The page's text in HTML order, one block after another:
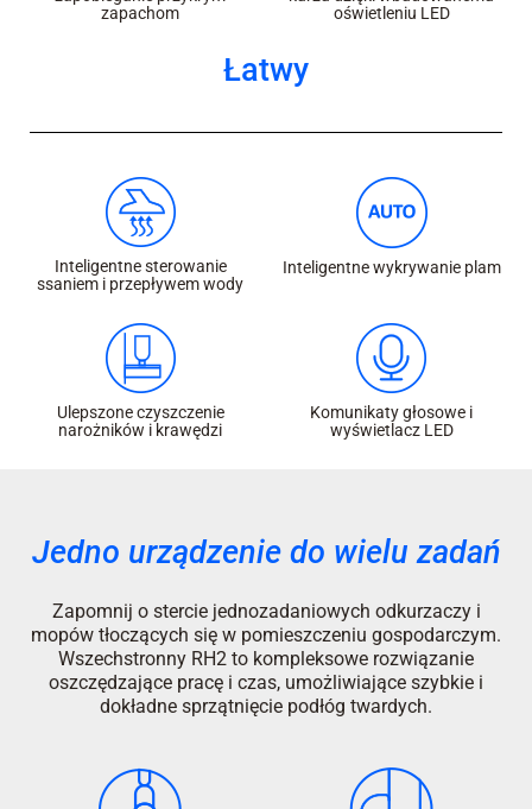
zapachom
oświetleniu LED
Łatwy
Inteligentne sterowanie
ssaniem i przepływem wody
Inteligentne wykrywanie plam
Ulepszone czyszczenie
narożników i krawędzi
Komunikaty głosowe i
wyświetlacz LED
Jedno urządzenie do wielu zadań
Zapomnij o stercie jednozadaniowych odkurzaczy i
mopów tłoczących się w pomieszczeniu gospodarczym.
Wszechstronny RH2 to kompleksowe rozwiązanie
oszczędzające pracę i czas, umożliwiające szybkie i
dokładne sprzątnięcie podłóg twardych.